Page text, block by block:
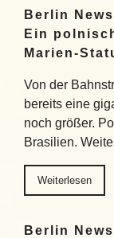
Berlin
Ein
Marien-
Von der
bereits eine
noch größer.
Brasilien.
Weiterlesen
Berlin